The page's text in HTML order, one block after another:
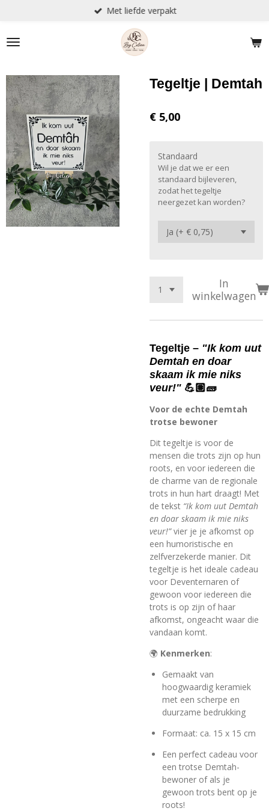
naar
de
Met liefde verpakt
Tegeltje | Demtah
€ 5,00
Standaard
Wil je dat we er een
standaard bijleveren,
zodat het tegeltje
neergezet kan worden?
In
winkelwagen
Tegeltje – "Ik kom uut
Demtah en doar
skaam ik mie niks
veur!" 💪🏽🧱
Voor de echte Demtah
trotse bewoner
Dit tegeltje is voor de
mensen die trots zijn op hun
roots, en voor iedereen die
de charme van de regionale
trots in hun hart draagt! Met
de tekst “Ik kom uut Demtah
en doar skaam ik mie niks
veur!”vier je je afkomst op
een humoristische en
zelfverzekerde manier. Dit
tegeltje is het ideale cadeau
voor Deventernaren of
gewoon voor iedereen die
trots is op zijn of haar
afkomst, ongeacht waar die
vandaan komt.
🌍 Kenmerken:
Gemaakt van
hoogwaardig keramiek
met een scherpe en
duurzame bedrukking
Formaat: ca. 15 x 15 cm
Een perfect cadeau voor
een trotse Demtah-
bewoner of als je
gewoon trots bent op je
roots!